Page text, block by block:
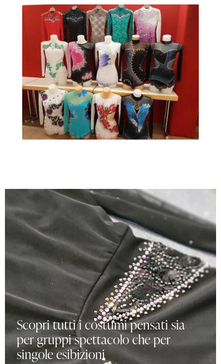
Scopri tutti i costumi pensati sia
per gruppi spettacolo che per
singole esibizioni